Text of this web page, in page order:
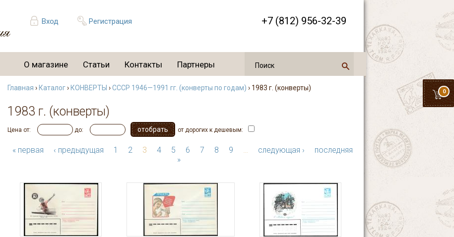
Вход Регистрация +7 (812) 956-32-39
0
О магазине Статьи Контакты Партнеры
Главная › Каталог› КОНВЕРТЫ ›СССР 1946—1991 гг. (конверты по годам) › 1983 г. (конверты)
1983 г. (конверты)
Цена от: до: от дорогих к дешевым:
« первая ‹ предыдущая 1 2 3 4 5 6 7 8 9 … следующая ›
последняя
»